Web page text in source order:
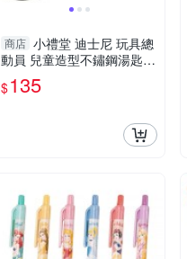
商店 小禮堂 迪士尼 玩具總
動員 兒童造型不鏽鋼湯匙 1
4cm (銀胡迪款) 4973307-5
66776
$135